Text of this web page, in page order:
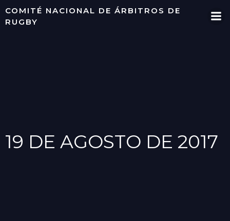
Saltar
COMITÉ NACIONAL DE ÁRBITROS DE
RUGBY
19 DE AGOSTO DE 2017